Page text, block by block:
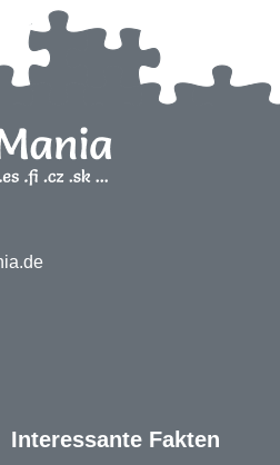
Interessante Fakten